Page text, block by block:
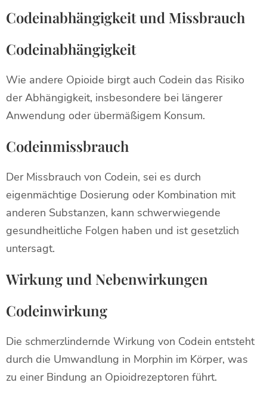
Codeinabhängigkeit und Missbrauch
Codeinabhängigkeit
Wie andere Opioide birgt auch Codein das Risiko
der Abhängigkeit, insbesondere bei längerer
Anwendung oder übermäßigem Konsum.
Codeinmissbrauch
Der Missbrauch von Codein, sei es durch
eigenmächtige Dosierung oder Kombination mit
anderen Substanzen, kann schwerwiegende
gesundheitliche Folgen haben und ist gesetzlich
untersagt.
Wirkung und Nebenwirkungen
Codeinwirkung
Die schmerzlindernde Wirkung von Codein entsteht
durch die Umwandlung in Morphin im Körper, was
zu einer Bindung an Opioidrezeptoren führt.